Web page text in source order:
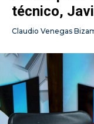
técnico,
Claudio Venegas